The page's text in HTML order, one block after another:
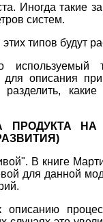
Иногда такие
систем.
типов будут
используемый
для описания
ПРОДУКТА
В книге
для данной
описанию